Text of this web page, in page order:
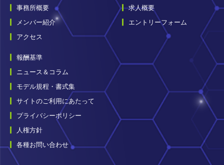
事務所概要
メンバー紹介
アクセス
求人概要
エントリーフォーム
報酬基準
ニュース＆コラム
モデル規程・書式集
サイトのご利用にあたって
プライバシーポリシー
人権方針
各種お問い合わせ